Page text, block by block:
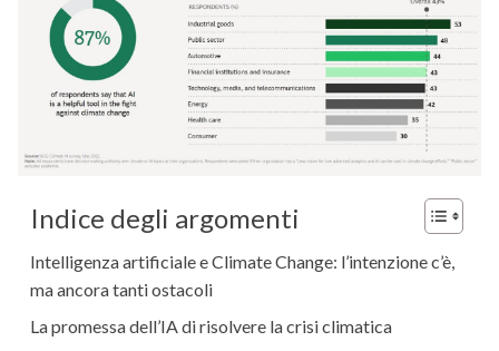
Indice degli argomenti
Intelligenza artificiale e Climate Change: l’intenzione c’è,
ma ancora tanti ostacoli
La promessa dell’IA di risolvere la crisi climatica